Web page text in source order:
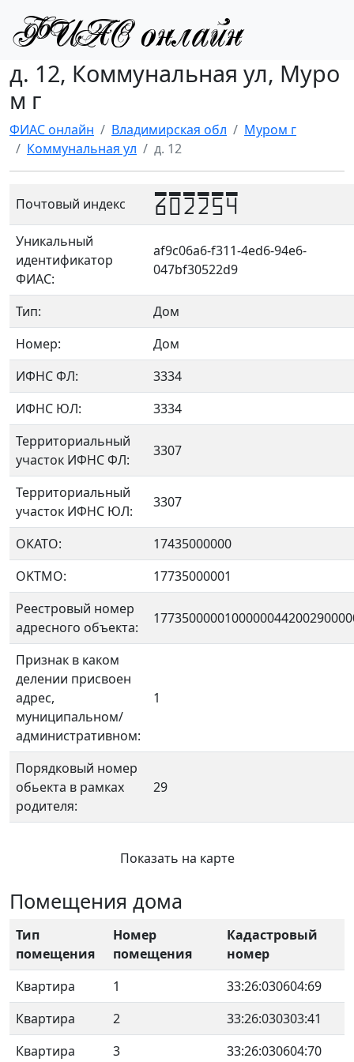
д. 12, Коммунальная ул, Муро
м г
ФИАС онлайн Владимирская обл
Муром г
Коммунальная ул
д. 12
Почтовый индекс 602254
Уникальный
идентификатор
ФИАС:
af9c06a6-f311-4ed6-94e6-
047bf30522d9
Тип:
Дом
Номер:
Дом
ИФНС ФЛ:
3334
ИФНС ЮЛ:
3334
Территориальный
участок ИФНС ФЛ:
3307
Территориальный
участок ИФНС ЮЛ:
3307
ОКАТО:
17435000000
OKTMO:
17735000001
Реестровый номер
адресного объекта:
Признак в каком
делении присвоен
адрес,
муниципальном/
административном:
1
Порядковый номер
обьекта в рамках
родителя:
29
Показать на карте
Помещения дома
Тип
помещения
Номер
помещения
Кадастровый
номер
Квартира
1
33:26:030604:69
Квартира
2
33:26:030303:41
Квартира
3 33:26:030604:70